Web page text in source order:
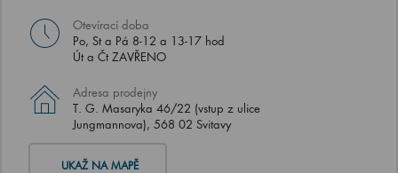
Otevírací doba
Po, St a Pá 8-12 a 13-17 hod
Út a Čt ZAVŘENO
Adresa prodejny
T. G. Masaryka 46/22 (vstup z ulice
Jungmannova), 568 02 Svitavy
UKAŽ NA MAPĚ